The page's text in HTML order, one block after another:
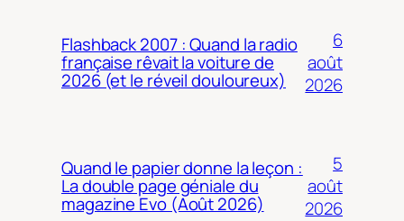
Flashback 2007 : Quand la radio
française rêvait la voiture de
2026 (et le réveil douloureux)
6
août
2026
Quand le papier donne la leçon :
La double page géniale du
magazine Evo (Août 2026)
5
août
2026